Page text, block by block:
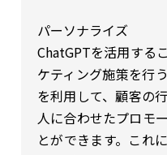
パーソナライズ
ChatGPTを活用する
ケティング施策を行
を利用して、顧客の
人に合わせたプロモ
とができます。これ